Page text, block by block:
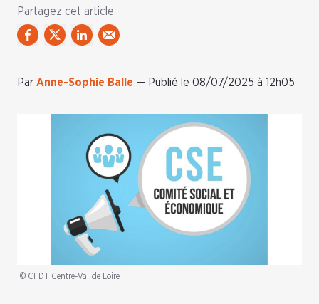
Partagez cet article
Par Anne-Sophie Balle — Publié le 08/07/2025 à 12h05
© CFDT Centre-Val de Loire